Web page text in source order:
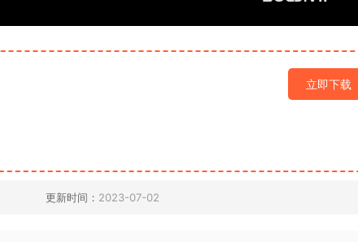
立即下载
更新时间： 2023-07-02